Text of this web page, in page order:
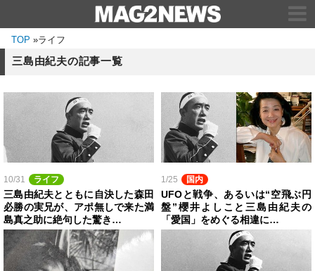
TOP »ライフ
三島由紀夫の記事一覧
10/31 ライフ
三島由紀夫とともに自決した森田
必勝の実兄が、アポ無しで来た満
島真之助に絶句した驚き…
1/25 国内
UFOと戦争、あるいは“空飛ぶ円
盤”櫻井よしこと三島由紀夫の
「愛国」をめぐる相違に…